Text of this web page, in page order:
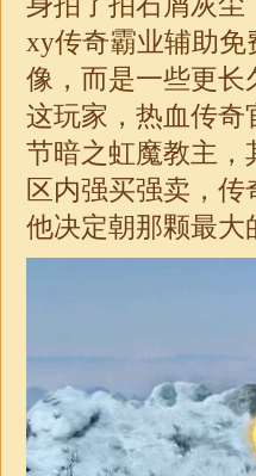
xy传奇霸业辅助
像，而是一些更
这玩家，热血传
节暗之虹魔教主，
区内强买强卖，
他决定朝那颗最大